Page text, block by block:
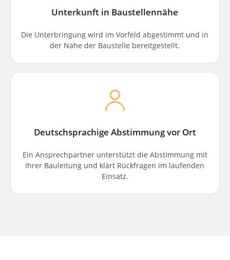
Unterkunft in Baustellennähe
Die Unterbringung wird im Vorfeld abgestimmt und in
der Nähe der Baustelle bereitgestellt.
Deutschsprachige Abstimmung vor Ort
Ein Ansprechpartner unterstützt die Abstimmung mit
Ihrer Bauleitung und klärt Rückfragen im laufenden
Einsatz.